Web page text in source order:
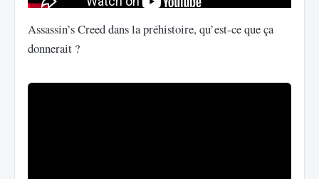
Assassin’s Creed dans la préhistoire, qu’est-ce que ça
donnerait ?